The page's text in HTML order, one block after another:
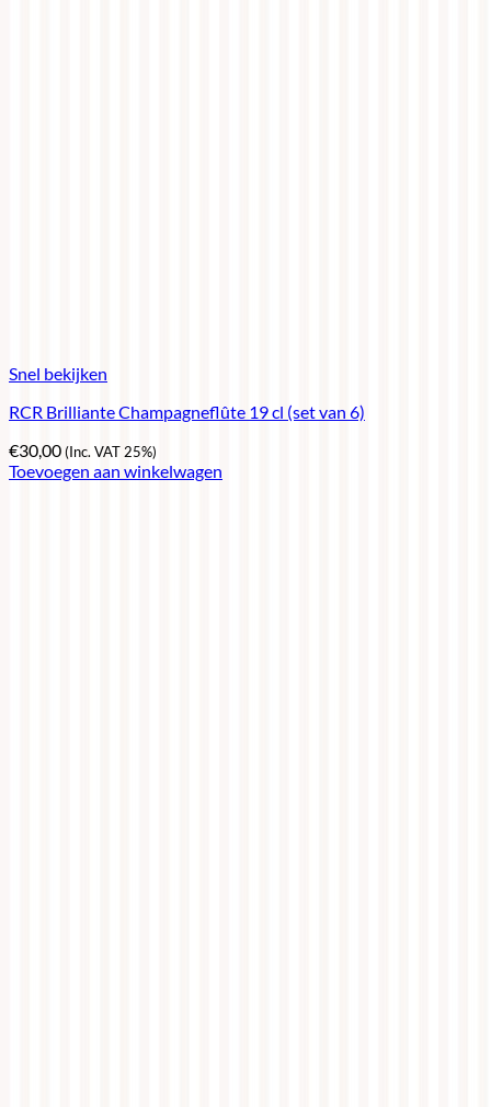
Snel bekijken
RCR Brilliante Champagneflûte 19 cl (set van 6)
€30,00(Inc. VAT 25%)
Toevoegen aan winkelwagen